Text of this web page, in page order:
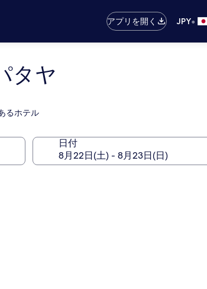
アプリを開く
JPY•
タヤ
るホテル
日付